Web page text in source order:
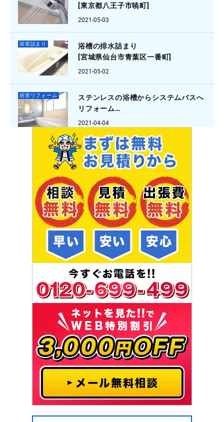
[東京都八王子市暁町]
2021-05-03
浴室詰まり
浴槽の排水詰まり
[宮城県仙台市青葉区一番町]
2021-05-02
浴室リフォーム
ステンレスの浴槽からシステムバスへ
リフォーム
[大阪府箕面市外院]
2021-04-04
蛇口の水が止まらない
[ 京都府京都市伏見区納所]
浴室詰まり
お風呂の詰まり
[埼玉県川口市安行領家]
2021-03-16
浴室詰まり
お風呂の水が抜けない
[千葉県千葉市中央区登戸]
2021-03-15
洗い場から逆流してくる
[大阪府堺市北区金岡町]
2021-03-12
浴室リフォーム
塩素除去機能付きシャワーヘッド交換
[愛知県北名古屋市九之坪]
2021-03-11
浴室水漏れ
お風呂場のどこかで水漏れの音がして
いる